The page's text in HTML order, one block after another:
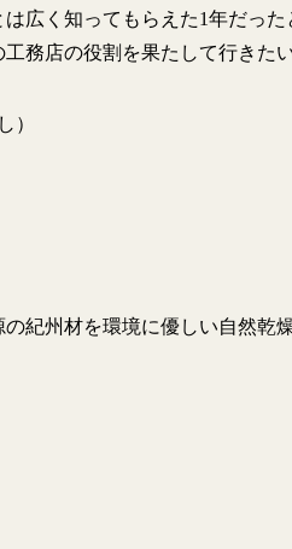
広く知ってもらえた1年だった
務店の役割を果たして行きたい
）
紀州材を環境に優しい自然乾